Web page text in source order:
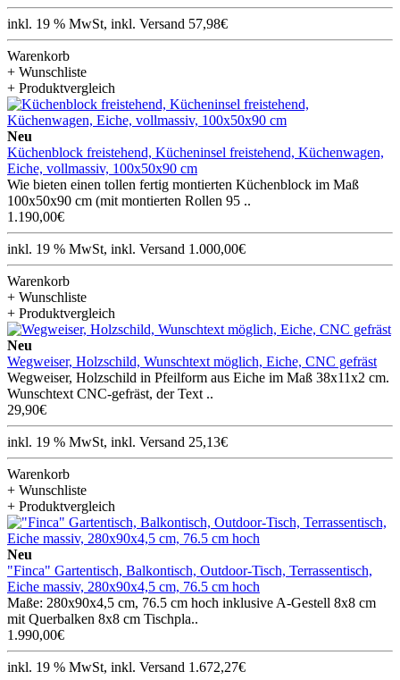
inkl. 19 % MwSt, inkl. Versand 57,98€
Warenkorb
+ Wunschliste
+ Produktvergleich
Neu
Küchenblock freistehend, Kücheninsel freistehend, Küchenwagen,
Eiche, vollmassiv, 100x50x90 cm
Wie bieten einen tollen fertig montierten Küchenblock im Maß
100x50x90 cm (mit montierten Rollen 95 ..
1.190,00€
inkl. 19 % MwSt, inkl. Versand 1.000,00€
Warenkorb
+ Wunschliste
+ Produktvergleich
Neu
Wegweiser, Holzschild, Wunschtext möglich, Eiche, CNC gefräst
Wegweiser, Holzschild in Pfeilform aus Eiche im Maß 38x11x2 cm.
Wunschtext CNC-gefräst, der Text ..
29,90€
inkl. 19 % MwSt, inkl. Versand 25,13€
Warenkorb
+ Wunschliste
+ Produktvergleich
Neu
"Finca" Gartentisch, Balkontisch, Outdoor-Tisch, Terrassentisch,
Eiche massiv, 280x90x4,5 cm, 76.5 cm hoch
Maße: 280x90x4,5 cm, 76.5 cm hoch inklusive A-Gestell 8x8 cm
mit Querbalken 8x8 cm Tischpla..
1.990,00€
inkl. 19 % MwSt, inkl. Versand 1.672,27€